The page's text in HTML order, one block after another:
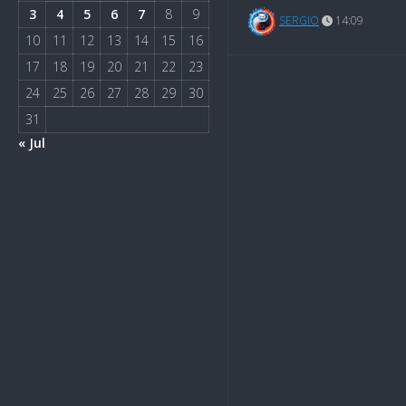
3 4 5 6 7 8
9
10
11 12 13 14 15
16
17
18 19 20 21 22
23
24
25 26 27 28 29
30
31
« Jul
SERGIO 14:09